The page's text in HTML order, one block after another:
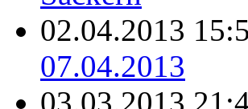
02.04.2013
07.04.2013
03.03.2013